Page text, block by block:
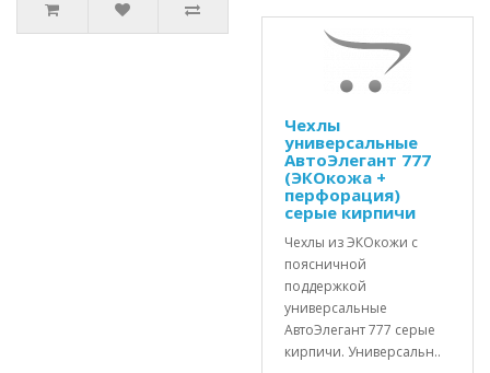
Чехлы
универсальные
АвтоЭлегант 777
(ЭКОкожа +
перфорация)
серые кирпичи
Чехлы из ЭКОкожи с
поясничной
поддержкой
универсальные
АвтоЭлегант 777 серые
кирпичи. Универсальн..